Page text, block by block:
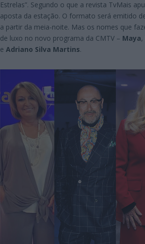
Estrelas”. Segundo o que a revista TvMais
aposta da estação. O formato será emitido
a partir da meia-noite. Mas os nomes que
de luxo no novo programa da CMTV – Maya,
e Adriano Silva Martins.